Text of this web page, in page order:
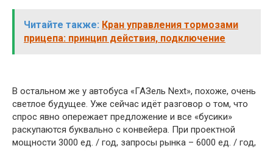
Читайте также: Кран управления тормозами
прицепа: принцип действия, подключение
В остальном же у автобуса «ГАЗель Next», похоже, очень
светлое будущее. Уже сейчас идёт разговор о том, что
спрос явно опережает предложение и все «бусики»
раскупаются буквально с конвейера. При проектной
мощности 3000 ед. / год, запросы рынка – 6000 ед. / год,